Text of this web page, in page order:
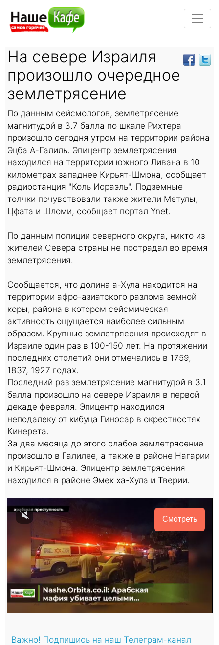
На севере Израиля
произошло очередное
землетрясение
По данным сейсмологов, землетрясение
магнитудой в 3.7 балла по шкале Рихтера
произошло сегодня утром на территории района
Эцба А-Галиль. Эпицентр землетрясения
находился на территории южного Ливана в 10
километрах западнее Кирьят-Шмона, сообщает
радиостанция "Коль Исраэль". Подземные
толчки почувствовали также жители Метулы,
Цфата и Шломи, сообщает портал Ynet.
По данным полиции северного округа, никто из
жителей Севера страны не пострадал во время
землетрясения.
Сообщается, что долина а-Хула находится на
территории афро-азиатского разлома земной
коры, района в котором сейсмическая
активность ощущается наиболее сильным
образом. Крупные землетрясения происходят в
Израиле один раз в 100-150 лет. На протяжении
последних столетий они отмечались в 1759,
1837, 1927 годах.
Последний раз землетрясение магнитудой в 3.1
балла произошло на севере Израиля в первой
декаде февраля. Эпицентр находился
неподалеку от кибуца Гиносар в окрестностях
Кинерета.
За два месяца до этого слабое землетрясение
произошло в Галилее, а также в районе Нагарии
и Кирьят-Шмона. Эпицентр землетрясения
находился в районе Эмек ха-Хула и Тверии.
Смотреть
Важно! Подпишись на наш Телеграм-канал